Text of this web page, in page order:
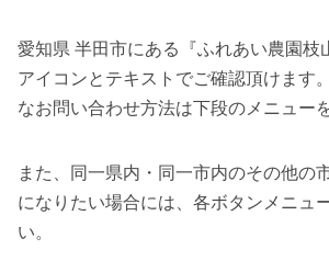
愛知県 半田市にある『ふれあい農園枝
アイコンとテキストでご確認頂けます
なお問い合わせ方法は下段のメニュー
また、同一県内・同一市内のその他の
になりたい場合には、各ボタンメニュ
い。